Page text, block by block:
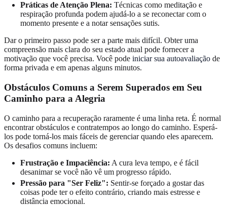
Práticas de Atenção Plena: Técnicas como meditação e
respiração profunda podem ajudá-lo a se reconectar com o
momento presente e a notar sensações sutis.
Dar o primeiro passo pode ser a parte mais difícil. Obter uma
compreensão mais clara do seu estado atual pode fornecer a
motivação que você precisa. Você pode iniciar sua autoavaliação de
forma privada e em apenas alguns minutos.
Obstáculos Comuns a Serem Superados em Seu
Caminho para a Alegria
O caminho para a recuperação raramente é uma linha reta. É normal
encontrar obstáculos e contratempos ao longo do caminho. Esperá-
los pode torná-los mais fáceis de gerenciar quando eles aparecem.
Os desafios comuns incluem:
Frustração e Impaciência: A cura leva tempo, e é fácil
desanimar se você não vê um progresso rápido.
Pressão para "Ser Feliz": Sentir-se forçado a gostar das
coisas pode ter o efeito contrário, criando mais estresse e
distância emocional.